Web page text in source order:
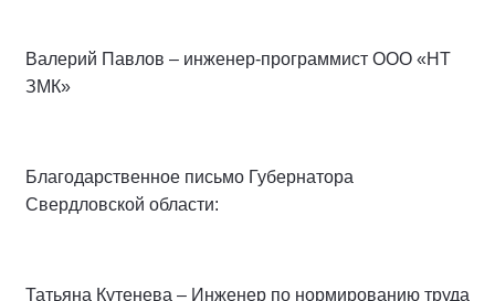
Валерий Павлов – инженер-программист ООО «НТ
ЗМК»
Благодарственное письмо Губернатора
Свердловской области:
Татьяна Кутенева – Инженер по нормированию труда